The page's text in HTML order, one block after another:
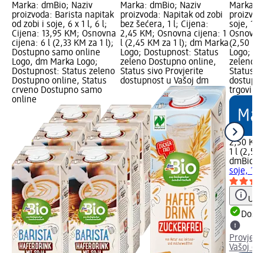
Marka: dmBio; Naziv
proizvoda: Barista napitak
od zobi i soje, 6 x 1 l, 6 l;
Cijena: 13,95 KM; Osnovna
cijena: 6 l (2,33 KM za 1 l);
Dostupno samo online
Logo, dm Marka Logo;
Dostupnost: Status zeleno
Dostupno online, Status
crveno Dostupno samo
online
Marka: dmBio; Naziv
proizvoda: Napitak od zobi
bez šećera, 1 l; Cijena:
2,45 KM; Osnovna cijena: 1
l (2,45 KM za 1 l); dm Marka
Logo; Dostupnost: Status
zeleno Dostupno online,
Status sivo Provjerite
dostupnost u Vašoj dm
Marka:
soje, 1 l;
(2,50
Logo;
zeleno
Status
trgovini
2,50 KM
1 l (2,50
dmBio
soje, 1 l
Vašoj